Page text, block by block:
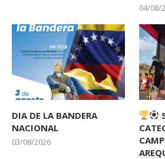
04/08/
DIA DE LA BANDERA
NACIONAL
03/08/2026